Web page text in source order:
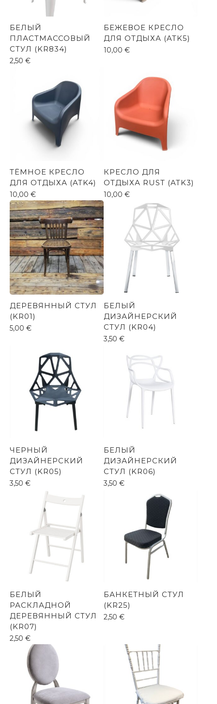
БЕЛЫЙ
ПЛАСТМАССОВЫЙ
СТУЛ (KR834)
2,50 €
БЕЖЕВОЕ КРЕСЛО
ДЛЯ ОТДЫХА (ATK5)
10,00 €
ТЁМНОЕ КРЕСЛО
ДЛЯ ОТДЫХА (ATK4)
10,00 €
КРЕСЛО ДЛЯ
ОТДЫХА RUST (ATK3)
10,00 €
ДЕРЕВЯННЫЙ СТУЛ
(KR01)
5,00 €
БЕЛЫЙ
ДИЗАЙНЕРСКИЙ
СТУЛ (KR04)
3,50 €
ЧЕРНЫЙ
ДИЗАЙНЕРСКИЙ
СТУЛ (KR05)
3,50 €
БЕЛЫЙ
ДИЗАЙНЕРСКИЙ
СТУЛ (KR06)
3,50 €
БЕЛЫЙ
РАСКЛАДНОЙ
ДЕРЕВЯННЫЙ СТУЛ
(KR07)
2,50 €
БАНКЕТНЫЙ СТУЛ
(KR25)
2,50 €